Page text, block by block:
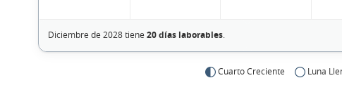
Diciembre de 2028 tiene 20 días laborables.
Cuarto Creciente Luna